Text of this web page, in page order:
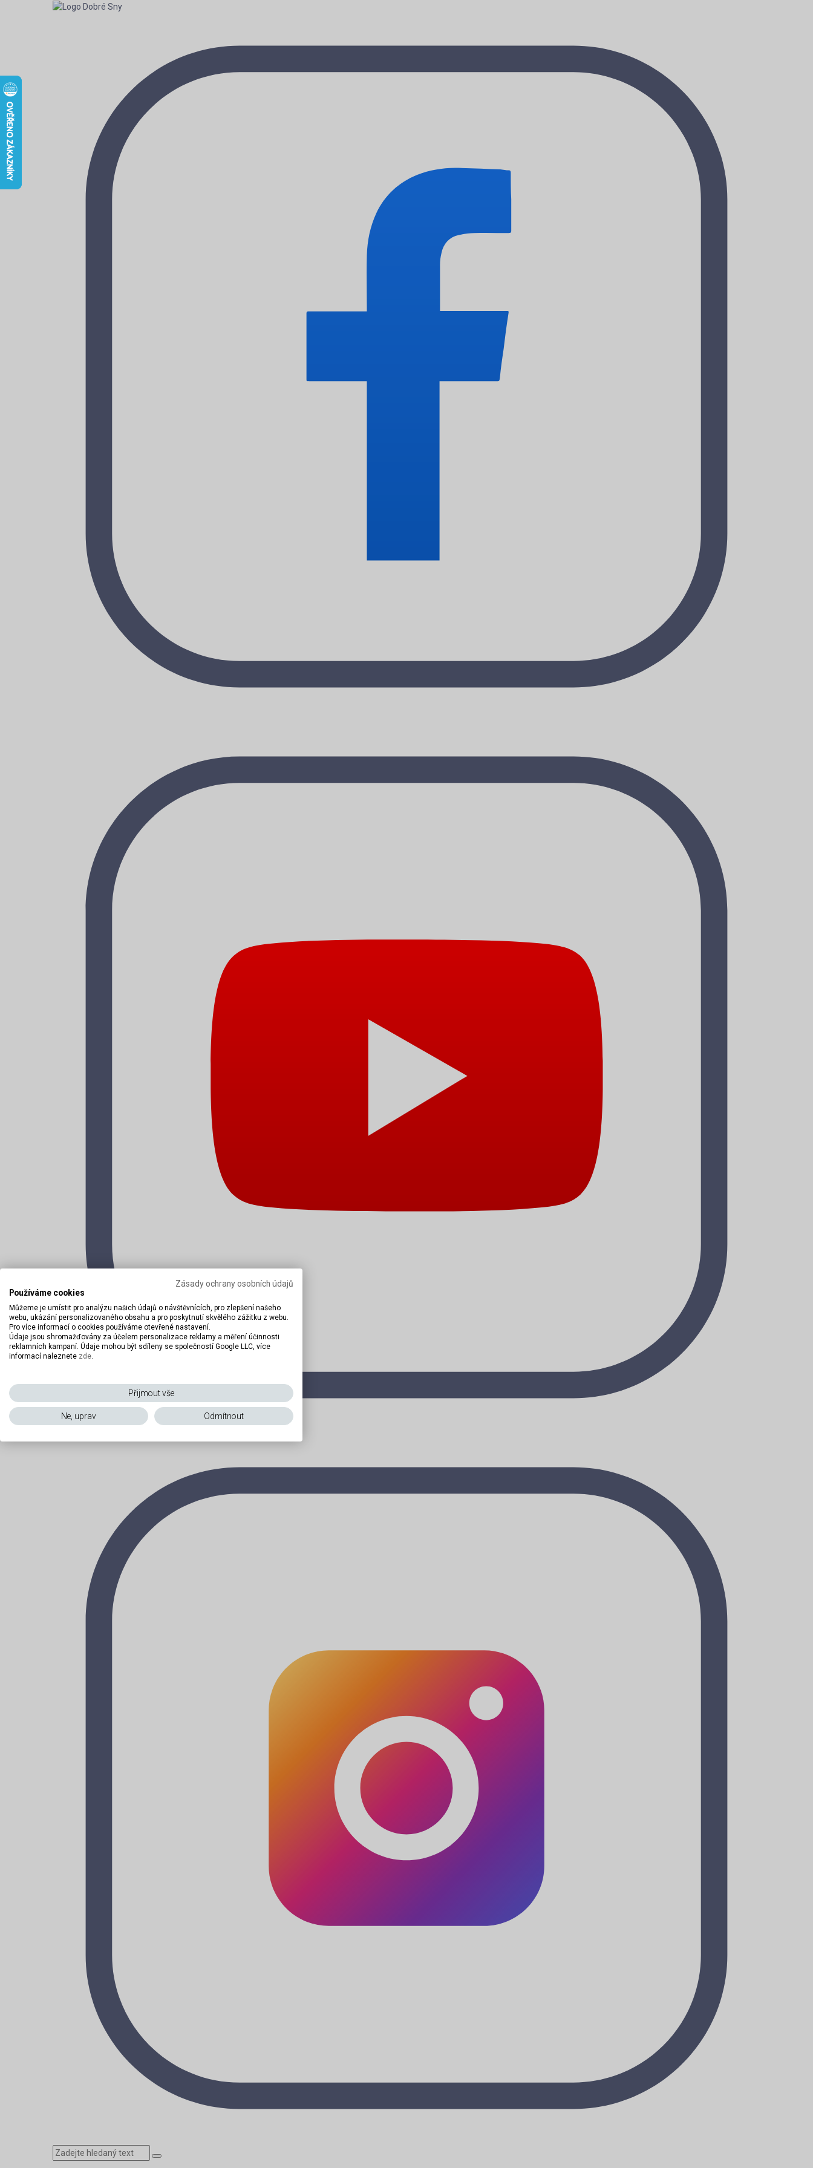
Zásady ochrany osobních údajů
Používáme cookies
Můžeme je umístit pro analýzu našich údajů o návštěvnících, pro zlepšení našeho
webu, ukázání personalizovaného obsahu a pro poskytnutí skvělého zážitku z webu.
Pro více informací o cookies používáme otevřené nastavení.
Údaje jsou shromažďovány za účelem personalizace reklamy a měření účinnosti
reklamních kampaní. Údaje mohou být sdíleny se společností Google LLC, více
informací naleznete zde.
Přijmout vše
Ne, uprav Odmítnout